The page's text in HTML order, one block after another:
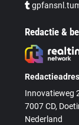
Redactie &
Innovatieweg
7007 CD,
Nederland